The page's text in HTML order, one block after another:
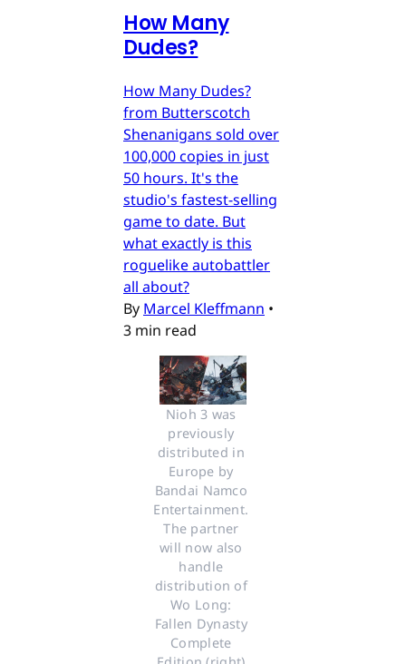
How Many
Dudes?
How Many Dudes?
from Butterscotch
Shenanigans sold over
100,000 copies in just
50 hours. It's the
studio's fastest-selling
game to date. But
what exactly is this
roguelike autobattler
all about?
By Marcel Kleffmann •
3 min read
Nioh 3 was
previously
distributed in
Europe by
Bandai Namco
Entertainment.
The partner
will now also
handle
distribution of
Wo Long:
Fallen Dynasty
Complete